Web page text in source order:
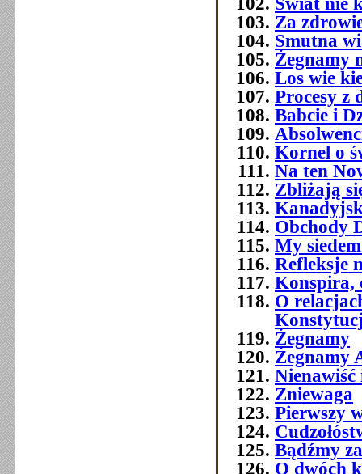
Za
Smutna
Żegnamy
Los wie
Procesy z
Babcie i
Kornel o
Na ten
Zbliżają
Obchody
My
Refleksje
Konspira,
O
Żegnamy
Żegnamy
Nienawiść
Zniewaga
Pierwszy
Bądźmy
O dwóch